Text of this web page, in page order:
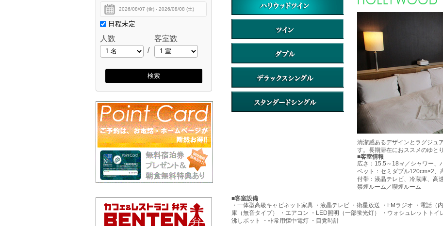
日程未定
人数
/
客室数
検索
清潔感あるデザインとラグジュ
す。長期滞在におススメのゆと
■客室情報
広さ：15.5～18㎡／シャワー、
ベット：セミダブル120cm×2、
付帯：液晶テレビ、冷蔵庫、高
禁煙ルーム／喫煙ルーム
■客室設備
・一体型高級キャビネット家具 ・液晶テレビ ・衛星放送 ・FMラジオ ・電話（
庫（無音タイプ） ・エアコン ・LED照明（一部蛍光灯） ・ウォシュレットト
沸しポット ・非常用懐中電灯 ・目覚時計